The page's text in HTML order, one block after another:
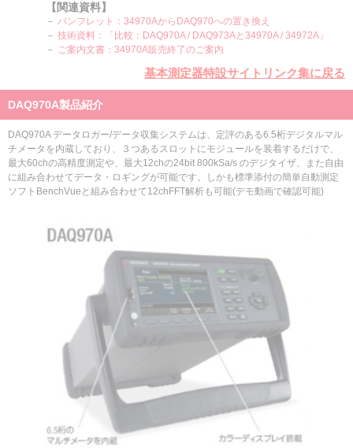
【関連資料】
－ パンフレット：34970AからDAQ970への置き換え
－ 技術資料：「比較：DAQ970A / DAQ973Aと34970A / 34972A」
－ ご案内文書：34970A販売終了のご案内
基本測定器特設サイトリンク集に戻る
DAQ970A製品紹介
DAQ970A データロガー/データ収集システムは、定評のある6.5桁デジタルマル
チメータを内蔵しており、３つあるスロットにモジュールを装着するだけで、
最大60chの高精度測定や、最大12chの24bit 800kSa/s のデジタイザ、また自由
に組み合わせてデータ・ロギングが可能です。しかも標準添付の簡単自動測定
ソフトBenchVueと組み合わせて12chFFT解析も可能(デモ動画で確認可能)